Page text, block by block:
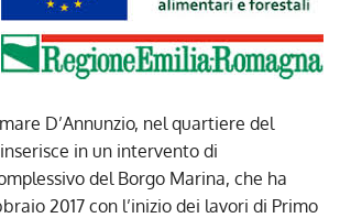
D’Annunzio, nel quartiere del
in un intervento di
del Borgo Marina, che ha
2017 con l’inizio dei lavori di Primo